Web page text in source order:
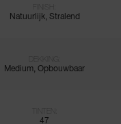
Natuurlijk, Stralend
Medium, Opbouwbaar
47